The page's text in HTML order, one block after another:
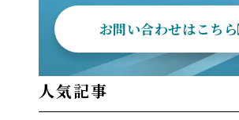
お問い合わせはこちら
人気記事